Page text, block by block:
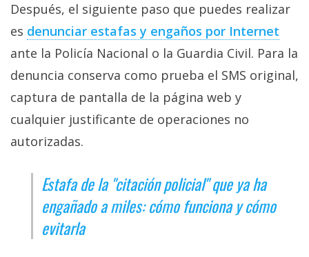
Después, el siguiente paso que puedes realizar
es denunciar estafas y engaños por Internet‎
ante la Policía Nacional o la Guardia Civil. Para la
denuncia conserva como prueba el SMS original,
captura de pantalla de la página web y
cualquier justificante de operaciones no
autorizadas.
Estafa de la "citación policial" que ya ha
engañado a miles: cómo funciona y cómo
evitarla